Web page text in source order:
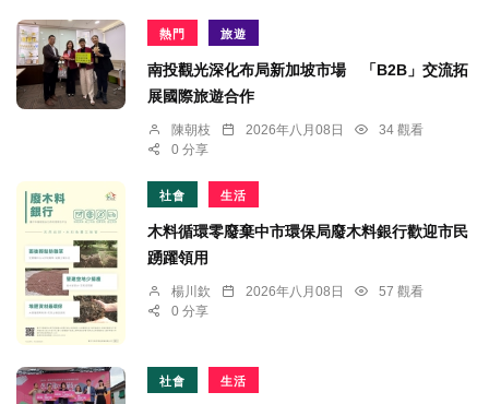
熱門 旅遊
南投觀光深化布局新加坡市場 「B2B」交流拓
展國際旅遊合作
陳朝枝 2026年八月08日
34 觀看
0 分享
社會 生活
木料循環零廢棄中市環保局廢木料銀行歡迎市民
踴躍領用
楊川欽 2026年八月08日
57 觀看
0 分享
社會 生活